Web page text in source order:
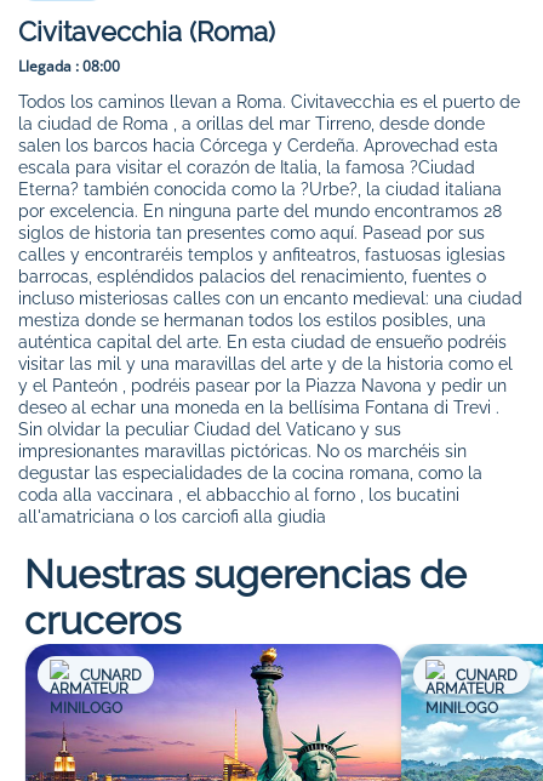
Civitavecchia (Roma)
Llegada :08:00
Todos los caminos llevan a Roma. Civitavecchia es el puerto de
la ciudad de Roma , a orillas del mar Tirreno, desde donde
salen los barcos hacia Córcega y Cerdeña. Aprovechad esta
escala para visitar el corazón de Italia, la famosa ?Ciudad
Eterna? también conocida como la ?Urbe?, la ciudad italiana
por excelencia. En ninguna parte del mundo encontramos 28
siglos de historia tan presentes como aquí. Pasead por sus
calles y encontraréis templos y anfiteatros, fastuosas iglesias
barrocas, espléndidos palacios del renacimiento, fuentes o
incluso misteriosas calles con un encanto medieval: una ciudad
mestiza donde se hermanan todos los estilos posibles, una
auténtica capital del arte. En esta ciudad de ensueño podréis
visitar las mil y una maravillas del arte y de la historia como el
y el Panteón , podréis pasear por la Piazza Navona y pedir un
deseo al echar una moneda en la bellísima Fontana di Trevi .
Sin olvidar la peculiar Ciudad del Vaticano y sus
impresionantes maravillas pictóricas. No os marchéis sin
degustar las especialidades de la cocina romana, como la
coda alla vaccinara , el abbacchio al forno , los bucatini
all'amatriciana o los carciofi alla giudia
Nuestras sugerencias de
cruceros
CUNARD CUNARD